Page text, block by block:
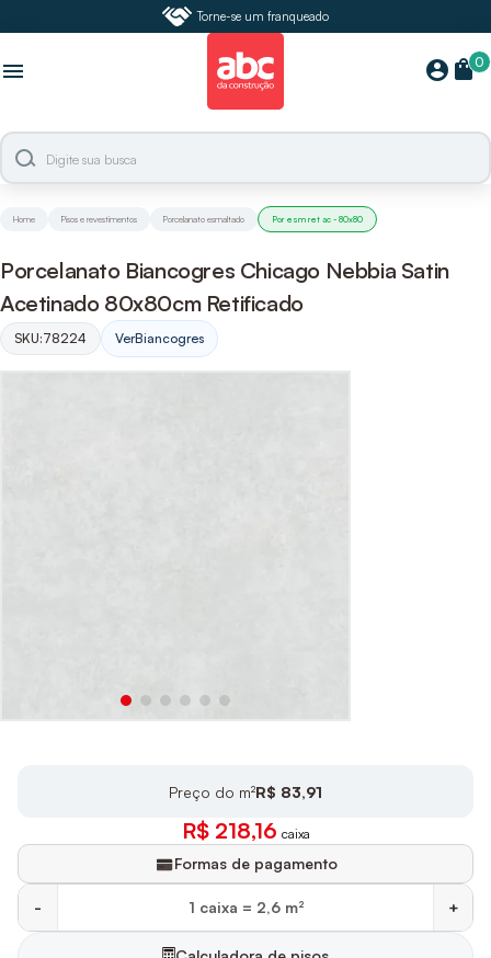
Torne-se um franqueado
menu account_circle 0
shopping_bag
Home Pisos e revestimentos Porcelanato esmaltado Por esm ret ac - 80x80
Porcelanato Biancogres Chicago Nebbia Satin
Acetinado 80x80cm Retificado
SKU:78224 VerBiancogres
R$ 218,16 caixa
Preço do m²R$ 83,91
Formas de pagamento
- +